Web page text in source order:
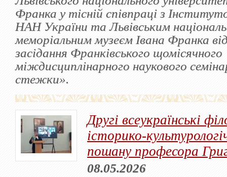
Франка у тісній співпраці з
НАН України та Львівським
меморіальним музеєм Івана Франка
засідання Франківського щомісячного
міждисциплінарного наукового
стежки».
Другі всеукраїнські
історико-
пошану професора
08.05.2026